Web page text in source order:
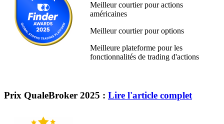
Meilleur courtier pour actions
américaines
Meilleur courtier pour options
Meilleure plateforme pour les
fonctionnalités de trading d'actions
Prix QualeBroker 2025 : Lire l'article complet